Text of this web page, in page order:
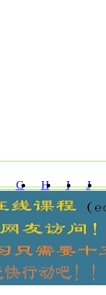
G H I J